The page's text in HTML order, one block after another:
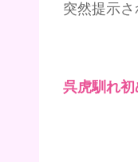
突然提示
呉虎馴れ初